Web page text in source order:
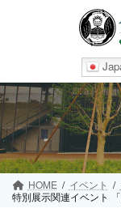
HOME イベント
特別展示関連イベント